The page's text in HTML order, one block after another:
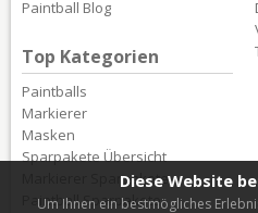
Paintball Blog
Top Kategorien
Paintballs
Markierer
Masken
Sparpakete Übersicht
Markierer Sparpakete
Paintball Sparpakete
Diese Website
Um Ihnen ein bestmögliches